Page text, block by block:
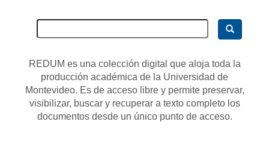
REDUM es una colección digital que aloja toda la
producción académica de la Universidad de
Montevideo. Es de acceso libre y permite preservar,
visibilizar, buscar y recuperar a texto completo los
documentos desde un único punto de acceso.